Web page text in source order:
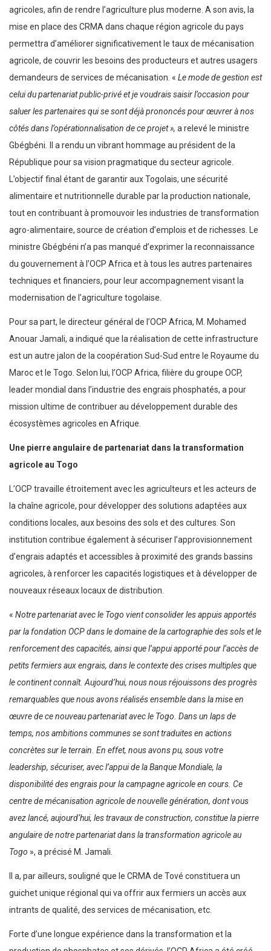
agricoles, afin de rendre l’agriculture plus moderne. A son avis, la
mise en place des CRMA dans chaque région agricole du pays
permettra d’améliorer significativement le taux de mécanisation
agricole, de couvrir les besoins des producteurs et autres usagers
demandeurs de services de mécanisation. « Le mode de gestion est
celui du partenariat public-privé et je voudrais saisir l’occasion pour
saluer les partenaires qui se sont déjà prononcés pour œuvrer à nos
côtés dans l’opérationnalisation de ce projet », a relevé le ministre
Gbégbéni.
Il a rendu un vibrant hommage au président de la
République pour sa vision pragmatique du secteur agricole.
L’objectif final étant de garantir aux Togolais, une sécurité
alimentaire et nutritionnelle durable par la production nationale,
tout en contribuant à promouvoir les industries de transformation
agro-alimentaire, source de création d’emplois et de richesses. Le
ministre Gbégbéni n’a pas manqué d’exprimer la reconnaissance
du gouvernement à l’OCP Africa et à tous les autres partenaires
techniques et financiers, pour leur accompagnement visant la
modernisation de l’agriculture togolaise.
Pour sa part, le directeur général de l’OCP Africa, M. Mohamed
Anouar Jamali, a indiqué que la réalisation de cette infrastructure
est un autre jalon de la coopération Sud-Sud entre le Royaume du
Maroc et le Togo. Selon lui, l’OCP Africa, filière du groupe OCP,
leader mondial dans l’industrie des engrais phosphatés, a pour
mission ultime de contribuer au développement durable des
écosystèmes agricoles en Afrique.
Une pierre angulaire de partenariat dans la transformation
agricole au Togo
L’OCP travaille étroitement avec les agriculteurs et les acteurs de
la chaîne agricole, pour développer des solutions adaptées aux
conditions locales, aux besoins des sols et des cultures. Son
institution contribue également à sécuriser l’approvisionnement
d’engrais adaptés et accessibles à proximité des grands bassins
agricoles, à renforcer les capacités logistiques et à développer de
nouveaux réseaux locaux de distribution.
« Notre partenariat avec le Togo vient consolider les appuis apportés
par la fondation OCP dans le domaine de la cartographie des sols et le
renforcement des capacités, ainsi que l’appui apporté pour l’accès de
petits fermiers aux engrais, dans le contexte des crises multiples que
le continent connaît. Aujourd’hui, nous nous réjouissons des progrès
remarquables que nous avons réalisés ensemble dans la mise en
œuvre de ce nouveau partenariat avec le Togo. Dans un laps de
temps, nos ambitions communes se sont traduites en actions
concrètes sur le terrain. En effet, nous avons pu, sous votre
leadership, sécuriser, avec l’appui de la Banque Mondiale, la
disponibilité des engrais pour la campagne agricole en cours. Ce
centre de mécanisation agricole de nouvelle génération, dont vous
avez lancé, aujourd’hui, les travaux de construction, constitue la pierre
angulaire de notre partenariat dans la transformation agricole au
Togo », a précisé M. Jamali.
Il a, par ailleurs, souligné que le CRMA de Tové constituera un
guichet unique régional qui va offrir aux fermiers un accès aux
intrants de qualité, des services de mécanisation, etc.
Forte d’une longue expérience dans la transformation et la